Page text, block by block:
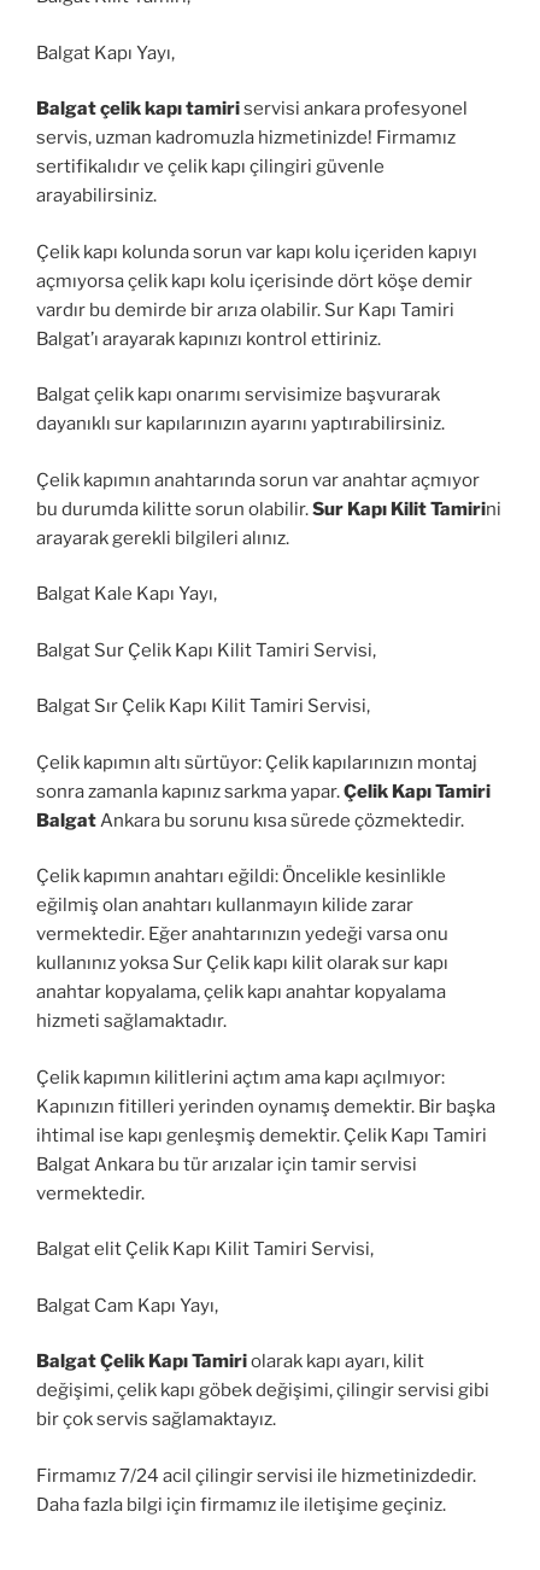
Balgat Kapı Yayı,
Balgat çelik kapı tamiriservisi ankara profesyonel
servis, uzman kadromuzla hizmetinizde! Firmamız
sertifikalıdır ve çelik kapı çilingiri güvenle
arayabilirsiniz.
Çelik kapı kolunda sorun var kapı kolu içeriden kapıyı
açmıyorsa çelik kapı kolu içerisinde dört köşe demir
vardır bu demirde bir arıza olabilir. Sur Kapı Tamiri
Balgat’ı arayarak kapınızı kontrol ettiriniz.
Balgat çelik kapı onarımı servisimize başvurarak
dayanıklı sur kapılarınızın ayarını yaptırabilirsiniz.
Çelik kapımın anahtarında sorun var anahtar açmıyor
bu durumda kilitte sorun olabilir.Sur Kapı Kilit Tamirini
arayarak gerekli bilgileri alınız.
Balgat Kale Kapı Yayı,
Balgat Sur Çelik Kapı Kilit Tamiri Servisi,
Balgat Sır Çelik Kapı Kilit Tamiri Servisi,
Çelik kapımın altı sürtüyor: Çelik kapılarınızın montaj
sonra zamanla kapınız sarkma yapar.Çelik Kapı Tamiri
Balgat Ankara bu sorunu kısa sürede çözmektedir.
Çelik kapımın anahtarı eğildi: Öncelikle kesinlikle
eğilmiş olan anahtarı kullanmayın kilide zarar
vermektedir. Eğer anahtarınızın yedeği varsa onu
kullanınız yoksa Sur Çelik kapı kilit olarak sur kapı
anahtar kopyalama, çelik kapı anahtar kopyalama
hizmeti sağlamaktadır.
Çelik kapımın kilitlerini açtım ama kapı açılmıyor:
Kapınızın fitilleri yerinden oynamış demektir. Bir başka
ihtimal ise kapı genleşmiş demektir. Çelik Kapı Tamiri
Balgat Ankara bu tür arızalar için tamir servisi
vermektedir.
Balgat elit Çelik Kapı Kilit Tamiri Servisi,
Balgat Cam Kapı Yayı,
Balgat Çelik Kapı Tamiriolarak kapı ayarı, kilit
değişimi, çelik kapı göbek değişimi, çilingir servisi gibi
bir çok servis sağlamaktayız.
Firmamız 7/24 acil çilingir servisi ile hizmetinizdedir.
Daha fazla bilgi için firmamız ile iletişime geçiniz.